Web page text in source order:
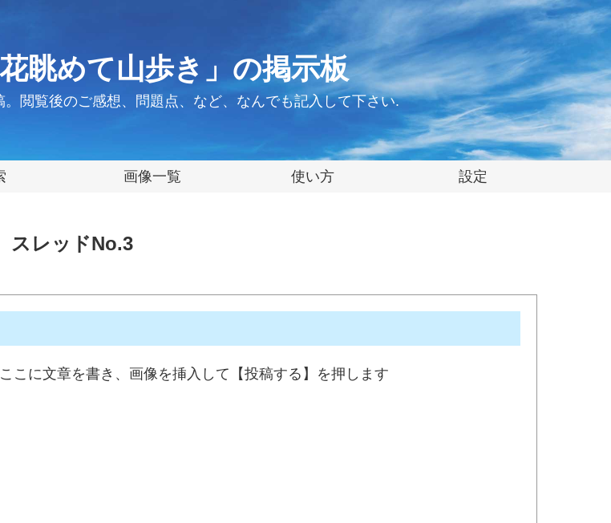
眺めて山歩き」の掲示板
閲覧後のご感想、問題点、など、なんでも記入して下さい.
画像一覧 使い方 設定
スレッドNo.3
こに文章を書き、画像を挿入して【投稿する】を押します